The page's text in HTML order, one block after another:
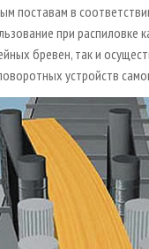
поставам в
при распиловке
бревен, так и
устройств